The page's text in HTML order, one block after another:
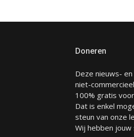
Doneren
Deze nieuws-
niet-
100% gratis
Dat is enkel
steun van onze
Wij hebben jouw